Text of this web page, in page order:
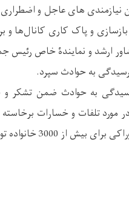
نیازمندی های عاجل و
بازسازی و پاک کاری کانال‌ها
ارشد و نمایندۀ خاص رئیس
رسیدگی به حوادث سپرد.
به حوادث ضمن تشکر و
مورد تلفات و خسارات
توزیع گردیده و این روند جریان دارد.